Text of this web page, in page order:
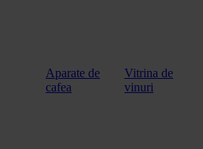
Aparate de
cafea
Vitrina de
vinuri